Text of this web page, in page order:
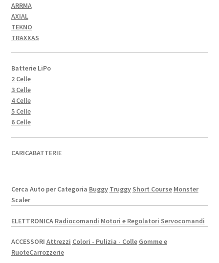
ARRMA
AXIAL
TEKNO
TRAXXAS
Batterie LiPo
2 Celle
3 Celle
4 Celle
5 Celle
6 Celle
CARICABATTERIE
Cerca Auto per Categoria Buggy Truggy Short Course Monster
Scaler
ELETTRONICA Radiocomandi Motori e Regolatori Servocomandi
ACCESSORI Attrezzi Colori - Pulizia - Colle Gomme e
RuoteCarrozzerie